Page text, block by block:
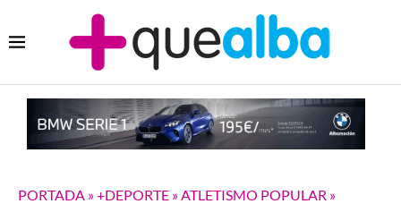
PORTADA »+DEPORTE » ATLETISMO POPULAR »